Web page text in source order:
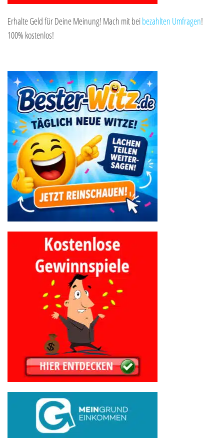
Erhalte Geld für Deine Meinung! Mach mit beibezahlten Umfragen!
100% kostenlos!